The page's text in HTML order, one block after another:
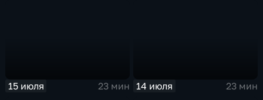
15 июля 23 мин 14 июля 23 мин